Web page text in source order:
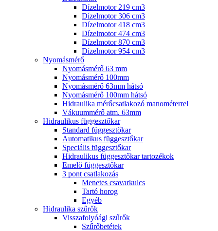
Dízelmotor 219 cm3
Dízelmotor 306 cm3
Dízelmotor 418 cm3
Dízelmotor 474 cm3
Dízelmotor 870 cm3
Dízelmotor 954 cm3
Nyomásmérő
Nyomásmérő 63 mm
Nyomásmérő 100mm
Nyomásmérő 63mm hátsó
Nyomásmérő 100mm hátsó
Hidraulika mérőcsatlakozó manométerrel
Vákuummérő atm. 63mm
Hidraulikus függesztőkar
Standard függesztőkar
Automatikus függesztőkar
Speciális függesztőkar
Hidraulikus függesztőkar tartozékok
Emelő függesztőkar
3 pont csatlakozás
Menetes csavarkulcs
Tartó horog
Egyéb
Hidraulika szűrők
Visszafolyóági szűrők
Szűrőbetétek